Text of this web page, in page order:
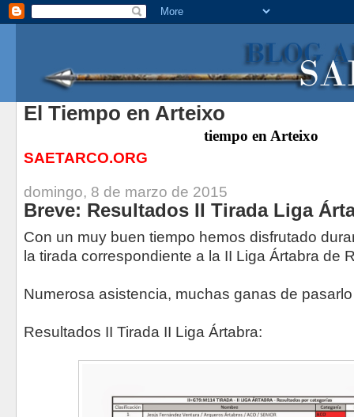
El Tiempo en Arteixo
tiempo en Arteixo
SAETARCO.ORG
domingo, 8 de marzo de 2015
Breve: Resultados II Tirada Liga
Con un muy buen tiempo hemos disfrutado
la tirada correspondiente a la II Liga Ártabra de
Numerosa asistencia, muchas ganas de
Resultados II Tirada II Liga Ártabra: